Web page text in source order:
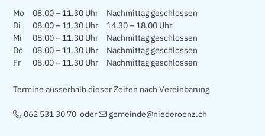
Mo 08.00 – 11.30 Uhr
Nachmittag geschlossen
Di
08.00 – 11.30 Uhr
14.30 – 18.00 Uhr
Mi
08.00 – 11.30 Uhr
Nachmittag geschlossen
Do
08.00 – 11.30 Uhr
Nachmittag geschlossen
Fr
08.00 – 11.30 Uhr Nachmittag geschlossen
Termine ausserhalb dieser Zeiten nach Vereinbarung
062 531 30 70oder gemeinde@niederoenz.ch